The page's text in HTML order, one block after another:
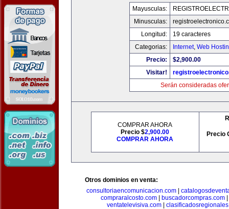
Mayusculas:
Minusculas:
Longitud:
19 caracteres
Categorias:
Internet, Web
Precio:
$2,900.00
Visitar!
Serán consideradas
COMPRAR AHORA
Precio $2,900.00
COMPRAR AHORA
Precio
Otros dominios en venta:
consultoriaencomunicacion.com
compraralcosto.com| buscadorcompras.com|
ventatelevisiva.com